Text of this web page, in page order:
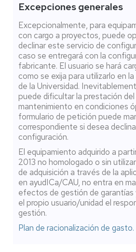
Excepciones generales
Excepcionalmente, para
con cargo a proyectos, puede
declinar este servicio de
caso se entregará con la
fabricante. El usuario se hará
como se exija para utilizarlo en
de la Universidad.
puede dificultar la prestación
mantenimiento en condiciones
formulario de petición puede
correspondiente si desea
configuración.
El equipamiento adquirido a
2013 no homologado o sin
de adquisición a través de la
en ayudICa/CAU, no entra en
efectos de gestión de garantías
el propio usuario/unidad el
gestión.
Plan de racionalización de gasto.